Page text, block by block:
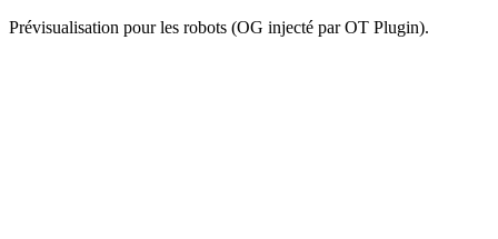
Prévisualisation pour les robots (OG injecté par OT Plugin).